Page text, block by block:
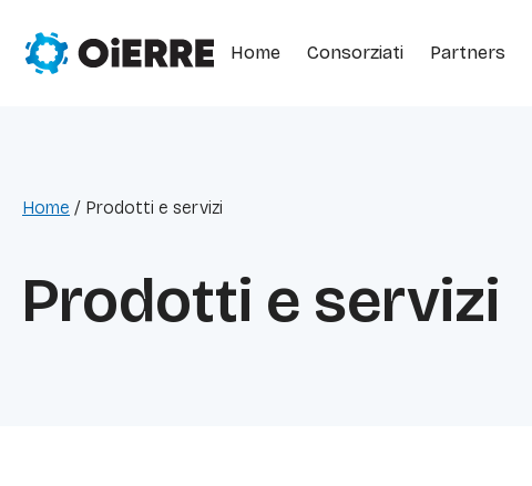
Home Consorziati Partners
Home / Prodotti e servizi
Prodotti e servizi